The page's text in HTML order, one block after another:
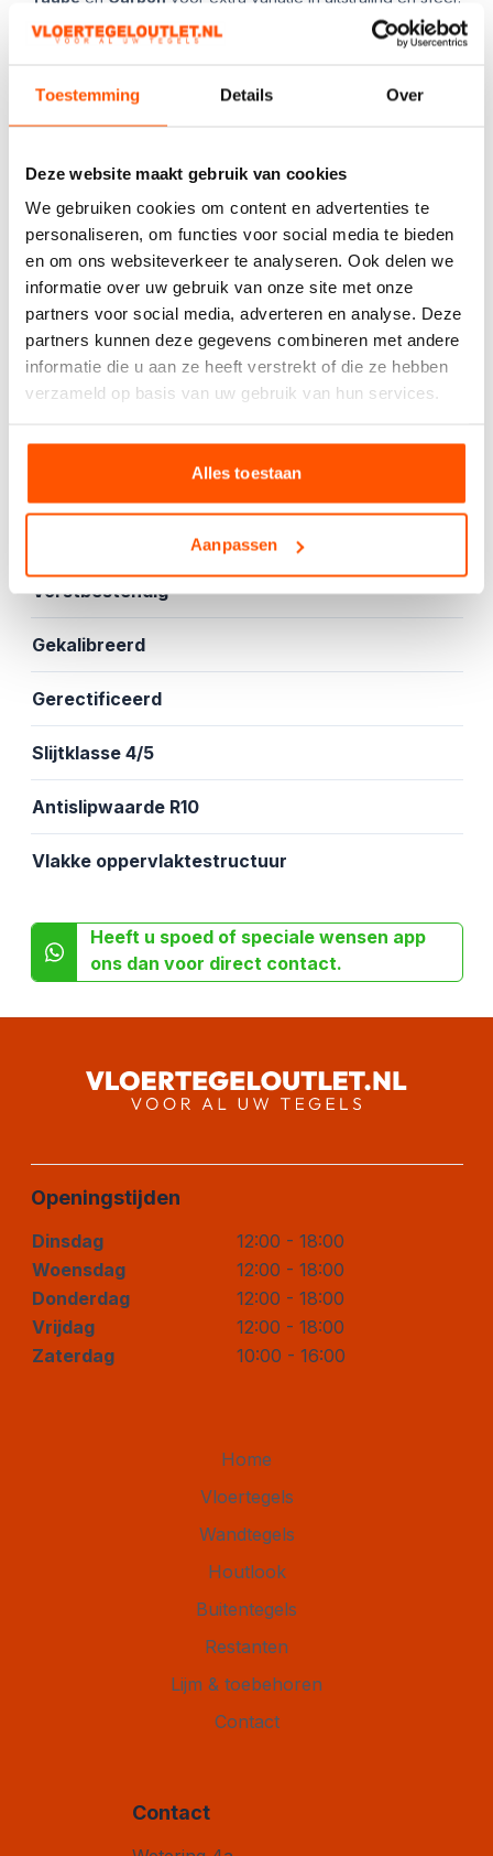
Toestemming Details Over
Deze website maakt gebruik van cookies
We gebruiken cookies om content en advertenties te
personaliseren, om functies voor social media te bieden
en om ons websiteverkeer te analyseren. Ook delen we
informatie over uw gebruik van onze site met onze
partners voor social media, adverteren en analyse. Deze
partners kunnen deze gegevens combineren met andere
informatie die u aan ze heeft verstrekt of die ze hebben
verzameld op basis van uw gebruik van hun services.
Alles toestaan
Aanpassen
**App ons gerust voor de beschikbaarheid en/of
aanvullende afbeeldingen!**
Kies het aantal:
Berekentool
Offerte aanvragen
Vloer- en wandtegel
Vorstbestendig
Gekalibreerd
Gerectificeerd
Slijtklasse 4/5
Antislipwaarde R10
Vlakke oppervlaktestructuur
Heeft u spoed of speciale wensen app
ons dan voor direct contact.
Openingstijden
Dinsdag
12:00 - 18:00
Woensdag
12:00 - 18:00
Donderdag
12:00 - 18:00
Vrijdag
12:00 - 18:00
Zaterdag
10:00 - 16:00
Home
Vloertegels
Wandtegels
Houtlook
Buitentegels
Restanten
Lijm & toebehoren
Contact
Contact